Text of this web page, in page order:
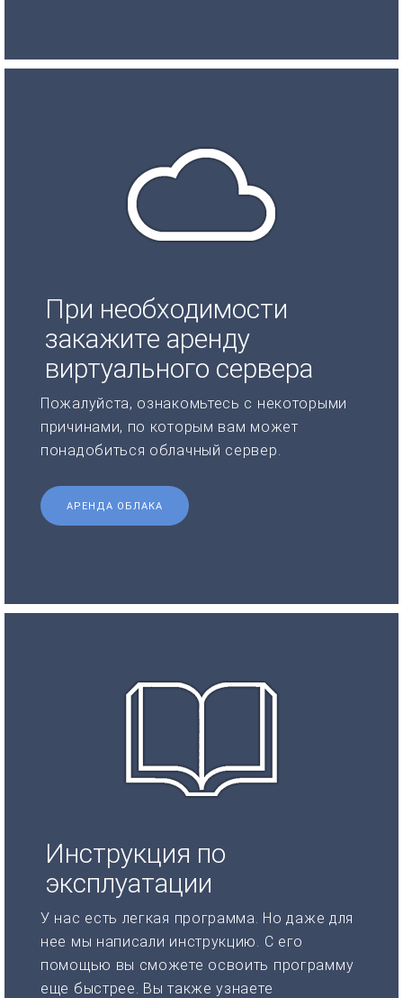
При необходимости
закажите аренду
виртуального сервера
Пожалуйста, ознакомьтесь с некоторыми
причинами, по которым вам может
понадобиться облачный сервер.
АРЕНДА ОБЛАКА
Инструкция по
эксплуатации
У нас есть легкая программа. Но даже для
нее мы написали инструкцию. С его
помощью вы сможете освоить программу
еще быстрее. Вы также узнаете